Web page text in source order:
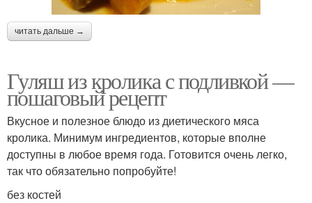
читать дальше →
Гуляш из кролика с подливкой —
пошаговый рецепт
Вкусное и полезное блюдо из диетического мяса
кролика. Минимум ингредиентов, которые вполне
доступны в любое время года. Готовится очень легко,
так что обязательно попробуйте!
без костей